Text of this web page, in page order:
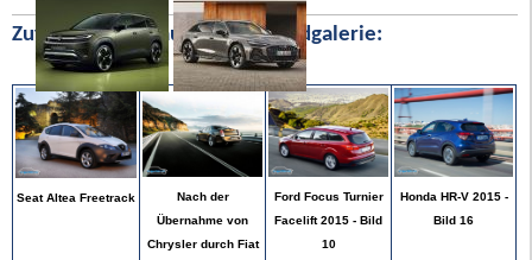
Zufällige Bilder aus unserer Bildgalerie:
Seat Altea Freetrack
Nach der
Übernahme von
Chrysler durch Fiat
Ford Focus Turnier
Facelift 2015 - Bild
10
Honda HR-V 2015 -
Bild 16